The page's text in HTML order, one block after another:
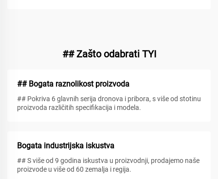
## Zašto odabrati TYI
## Bogata raznolikost proizvoda
## Pokriva 6 glavnih serija dronova i pribora, s više od stotinu
proizvoda različitih specifikacija i modela.
Bogata industrijska iskustva
## S više od 9 godina iskustva u proizvodnji, prodajemo naše
proizvode u više od 60 zemalja i regija.